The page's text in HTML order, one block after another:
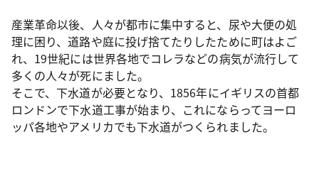
産業革命以後、人々が都市に集中すると、尿や大便の処
理に困り、道路や庭に投げ捨てたりしたために町はよご
れ、19世紀には世界各地でコレラなどの病気が流行して
多くの人々が死にました。
そこで、下水道が必要となり、1856年にイギリスの首都
ロンドンで下水道工事が始まり、これにならってヨーロ
ッパ各地やアメリカでも下水道がつくられました。